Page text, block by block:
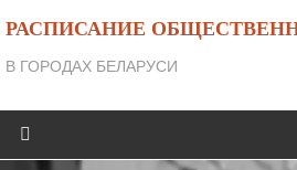
РАСПИСАНИЕ
В ГОРОДАХ БЕЛАРУСИ